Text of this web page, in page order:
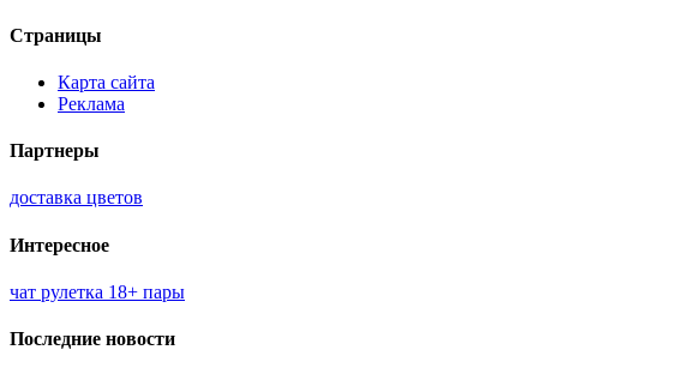
Страницы
Карта сайта
Реклама
Партнеры
доставка цветов
Интересное
чат рулетка 18+ пары
Последние новости